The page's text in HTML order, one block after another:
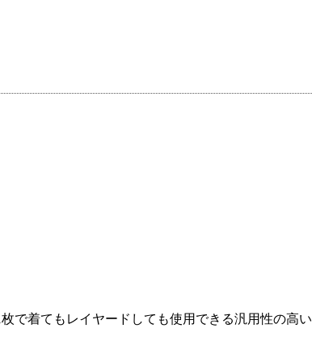
着てもレイヤードしても使用できる汎用性の高い